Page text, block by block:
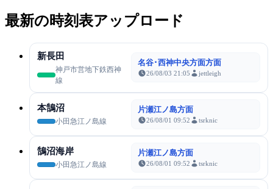
最新の時刻表アップロード
新長田
神戸市営地下鉄西神
線
名谷･西神中央方面方面
26/08/03 21:05 jettleigh
本鵠沼
小田急江ノ島線
片瀬江ノ島方面
26/08/01 09:52 tsrknic
鵠沼海岸
小田急江ノ島線
片瀬江ノ島方面
26/08/01 09:52 tsrknic